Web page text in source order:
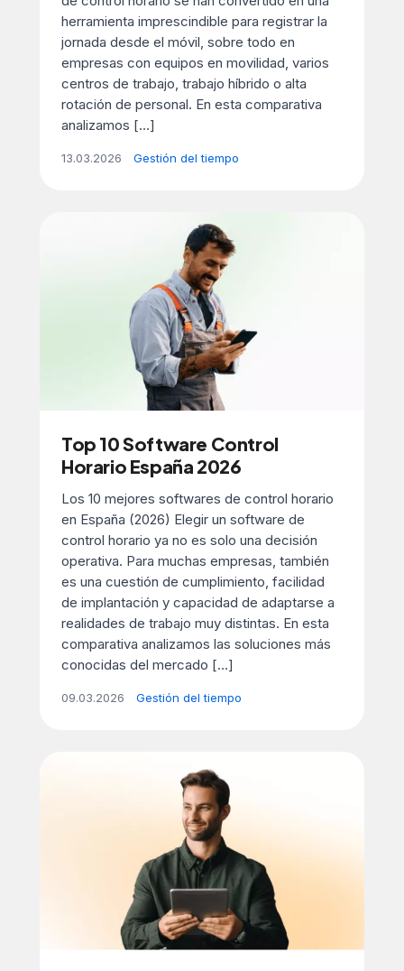
herramienta imprescindible para registrar la
jornada desde el móvil, sobre todo en
empresas con equipos en movilidad, varios
centros de trabajo, trabajo híbrido o alta
rotación de personal. En esta comparativa
analizamos […]
13.03.2026 Gestión del tiempo
Top 10 Software Control
Horario España 2026
Los 10 mejores softwares de control horario
en España (2026) Elegir un software de
control horario ya no es solo una decisión
operativa. Para muchas empresas, también
es una cuestión de cumplimiento, facilidad
de implantación y capacidad de adaptarse a
realidades de trabajo muy distintas. En esta
comparativa analizamos las soluciones más
conocidas del mercado […]
09.03.2026 Gestión del tiempo